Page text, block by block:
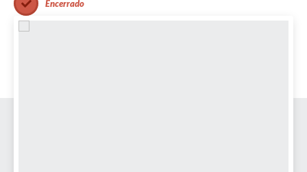
Encerrado